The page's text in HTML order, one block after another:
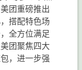
团重磅推出
搭配特色场
全方位满足
团聚焦四大
，进一步强